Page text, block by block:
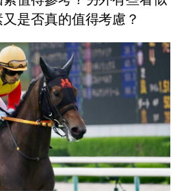
是否真的值得考慮？